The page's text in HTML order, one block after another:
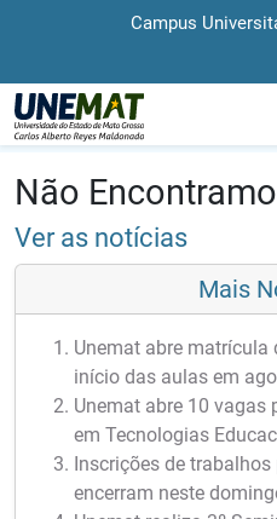
Campus
Página Inicial
Não
Ver as notícias
Mais
Unemat abre matrícula
início das aulas em
Unemat abre 10 vagas
em Tecnologias
Inscrições de trabalhos
encerram neste